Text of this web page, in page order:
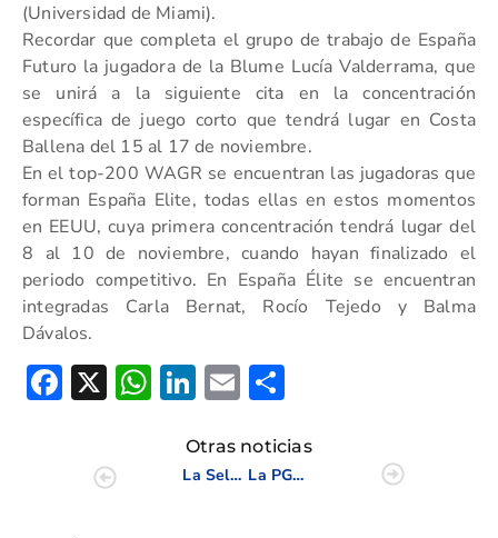
(Universidad de Miami).
Recordar que completa el grupo de trabajo de España
Futuro la jugadora de la Blume Lucía Valderrama, que
se unirá a la siguiente cita en la concentración
específica de juego corto que tendrá lugar en Costa
Ballena del 15 al 17 de noviembre.
En el top-200 WAGR se encuentran las jugadoras que
forman España Elite, todas ellas en estos momentos
en EEUU, cuya primera concentración tendrá lugar del
8 al 10 de noviembre, cuando hayan finalizado el
periodo competitivo. En España Élite se encuentran
integradas Carla Bernat, Rocío Tejedo y Balma
Dávalos.
Facebook
X WhatsApp
LinkedIn
Email
Otras noticias
La Selección Valenciana queda sexta en el Nacional Infantil 2024
La PGA España tendrá su sede oficial en Panorámica Golf